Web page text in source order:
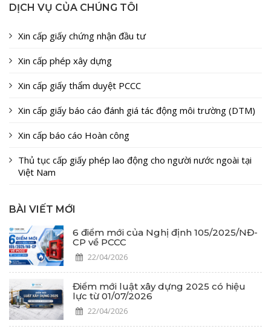
DỊCH VỤ CỦA CHÚNG TÔI
Xin cấp giấy chứng nhận đầu tư
Xin cấp phép xây dựng
Xin cấp giấy thẩm duyệt PCCC
Xin cấp giấy báo cáo đánh giá tác động môi trường (DTM)
Xin cấp báo cáo Hoàn công
Thủ tục cấp giấy phép lao động cho người nước ngoài tại
Việt Nam
BÀI VIẾT MỚI
6 điểm mới của Nghị định 105/2025/NĐ-
CP về PCCC
22/04/2026
Điểm mới luật xây dựng 2025 có hiệu
lực từ 01/07/2026
22/04/2026